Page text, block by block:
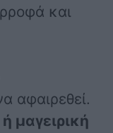
και
αφαιρεθεί.
μαγειρική